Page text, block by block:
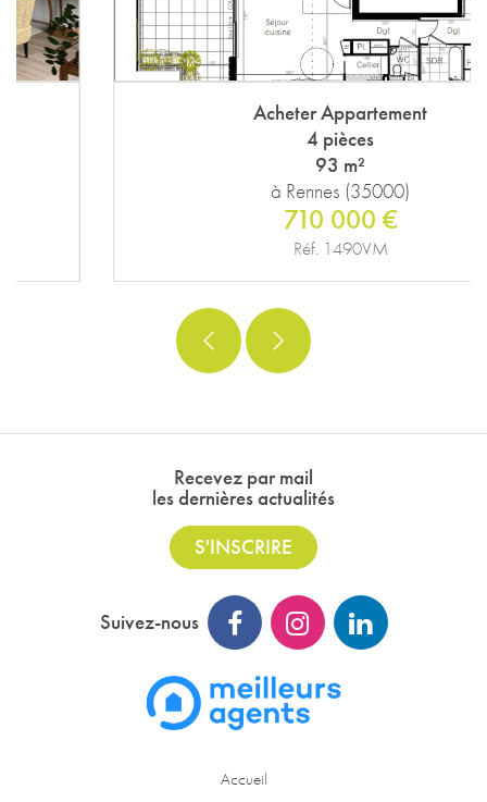
Acheter Appartement
à Rennes (35000)
710 000 €
Recevez par mail
les dernières actualités
S'INSCRIRE
Suivez-nous
Accueil